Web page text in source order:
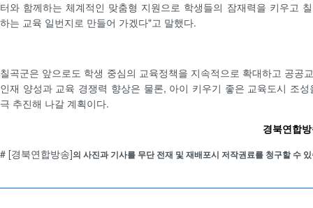
터와 함께하는 체계적인 맞춤형 지원으로 학생들의 잠재력을 키우고
하는 교육 일번지로 만들어 가겠다"고 말했다.
칠곡군은 앞으로도 학생 중심의 교육정책을 지속적으로 확대하고 공공
인재 양성과 교육 경쟁력 향상은 물론, 아이 키우기 좋은 교육도시 조
극 추진해 나갈 계획이다.
경북연합
# [경북연합방송]의 사진과 기사를 무단 전재 및 재배포시 저작권료를 청구할 수